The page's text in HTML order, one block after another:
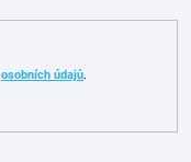
osobních údajů.